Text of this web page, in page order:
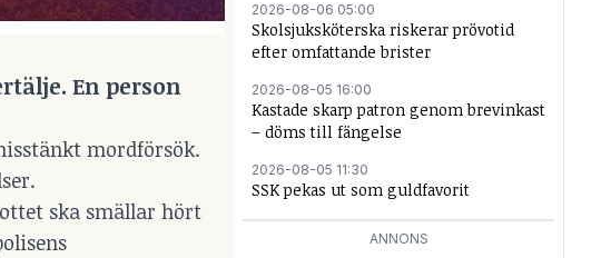
En person
mordförsök.
ska smällar hört
2026-08-06 05:00
Skolsjuksköterska riskerar prövotid
efter omfattande brister
2026-08-05 16:00
Kastade skarp patron genom brevinkast
– döms till fängelse
2026-08-05 11:30
SSK pekas ut som guldfavorit
ANNONS